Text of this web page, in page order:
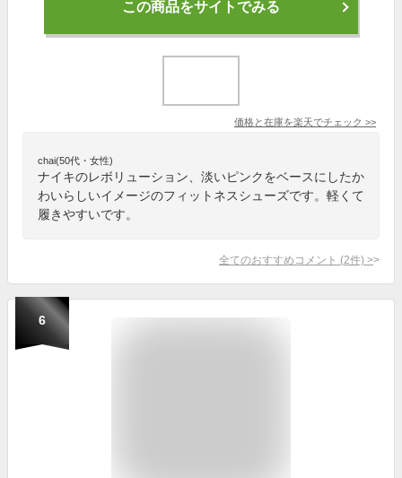
この商品をサイトでみる
価格と在庫を楽天でチェック >>
chai(50代・女性)
ナイキのレボリューション、淡いピンクをベースにしたか
わいらしいイメージのフィットネスシューズです。軽くて
履きやすいです。
全てのおすすめコメント (2件) >
6